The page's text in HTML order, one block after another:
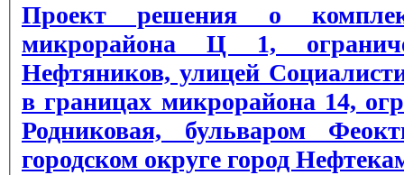
Проект решения о
микрорайона Ц 1,
Нефтяников, улицей
в границах микрорайона 14,
Родниковая, бульваром
городском округе город